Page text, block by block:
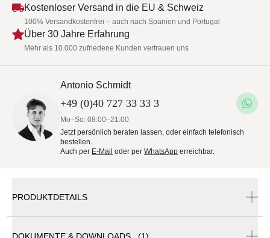
Kostenloser Versand in die EU & Schweiz
100% Versandkostenfrei – auch nach Spanien und Portugal
Über 30 Jahre Erfahrung
Mehr als 10.000 zufriedene Kunden vertrauen uns
Antonio Schmidt
+49 (0)40 727 33 33 3
Mo–So: 08:00–21:00
Jetzt persönlich beraten lassen, oder einfach telefonisch
bestellen.
Auch per E-Mail oder per WhatsApp erreichbar.
PRODUKTDETAILS
DOKUMENTE & DOWNLOADS (1)